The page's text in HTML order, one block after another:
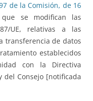
de la Comisión, de 16
se modifican las
UE, relativas a las
transferencia de datos
establecidos
con la Directiva
del Consejo [notificada